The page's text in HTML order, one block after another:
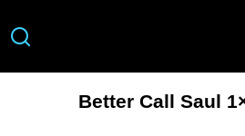
Better Call Saul